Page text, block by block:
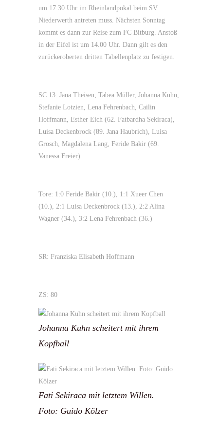
um 17.30 Uhr im Rheinlandpokal beim SV
Niederwerth antreten muss. Nächsten Sonntag
kommt es dann zur Reise zum FC Bitburg. Anstoß
in der Eifel ist um 14.00 Uhr. Dann gilt es den
zurückeroberten dritten Tabellenplatz zu festigen.
SC 13: Jana Theisen; Tabea Müller, Johanna Kuhn,
Stefanie Lotzien, Lena Fehrenbach, Cailin
Hoffmann, Esther Eich (62. Fatbardha Sekiraca),
Luisa Deckenbrock (89. Jana Haubrich), Luisa
Grosch, Magdalena Lang, Feride Bakir (69.
Vanessa Freier)
Tore: 1:0 Feride Bakir (10.), 1:1 Xueer Chen
(10.), 2:1 Luisa Deckenbrock (13.), 2:2 Alina
Wagner (34.), 3:2 Lena Fehrenbach (36.)
SR: Franziska Elisabeth Hoffmann
ZS: 80
Johanna Kuhn scheitert mit ihrem
Kopfball
Fati Sekiraca mit letztem Willen.
Foto: Guido Kölzer